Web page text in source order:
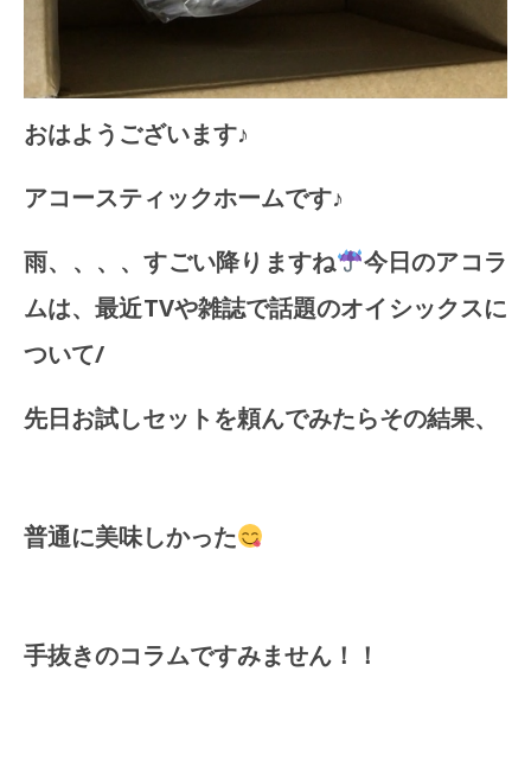
おはようございます♪
アコースティックホームです♪
雨、、、、すごい降りますね
今日のアコラ
ムは、最近TVや雑誌で話題のオイシックスに
ついて/
先日お試しセットを頼んでみたらその結果、
普通に美味しかった
手抜きのコラムですみません！！